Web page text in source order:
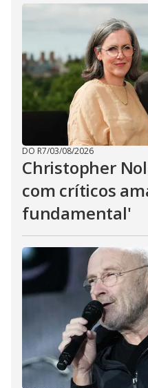
DO R7/03/08/2026
Christopher
com críticos
fundamental'